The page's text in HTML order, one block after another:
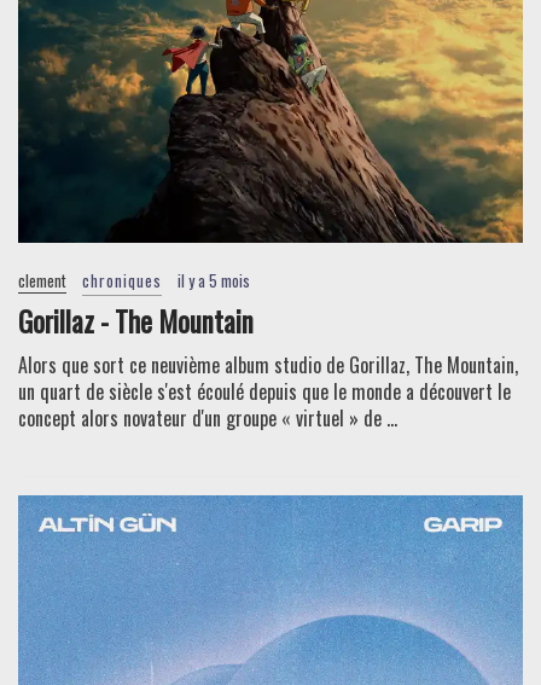
clement chroniques il y a 5 mois
Gorillaz - The Mountain
Alors que sort ce neuvième album studio de Gorillaz, The Mountain,
un quart de siècle s'est écoulé depuis que le monde a découvert le
concept alors novateur d'un groupe « virtuel » de ...